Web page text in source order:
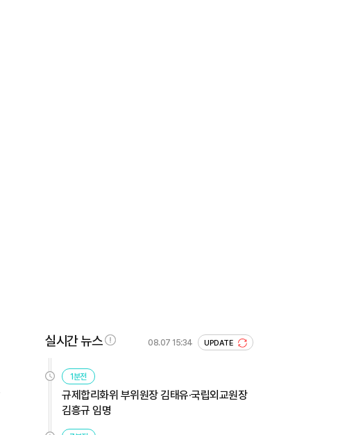
실시간 뉴스 08.07 15:34 UPDATE
1분전
규제합리화위 부위원장 김태유·국립외교원장
김흥규 임명